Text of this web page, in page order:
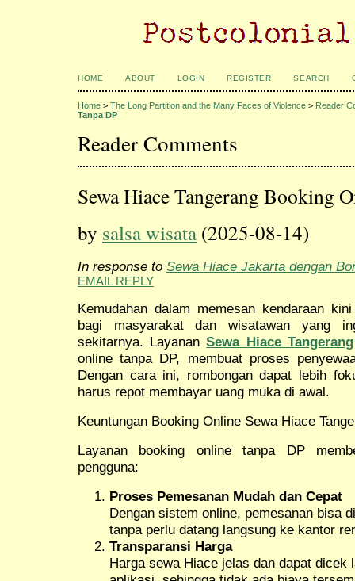
HOME ABOUT LOGIN REGISTER SEARCH
Home > The Long Partition and the Many Faces of Violence > Reader
Tanpa DP
Reader Comments
Sewa Hiace Tangerang Booking
by salsa wisata (2025-08-14)
In response to Sewa Hiace Jakarta dengan
EMAIL REPLY
Kemudahan dalam memesan kendaraan
bagi masyarakat dan wisatawan yang
sekitarnya. LayananSewa Hiace Tangerang
online tanpa DP, membuat proses
Dengan cara ini, rombongan dapat lebih
harus repot membayar uang muka di awal.
Keuntungan Booking Online Sewa Hiace
Layanan booking online tanpa DP
pengguna:
Proses Pemesanan Mudah dan Cepat
Dengan sistem online, pemesanan bisa
tanpa perlu datang langsung ke kantor
Transparansi Harga
Harga sewa Hiace jelas dan dapat dicek